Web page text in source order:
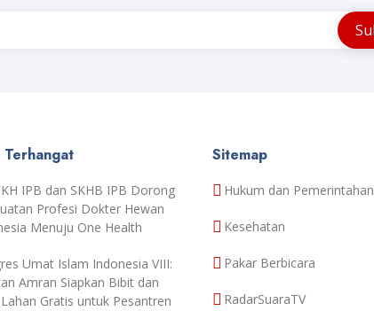
IPB dan SKHB IPB Dorong
Profesi Dokter Hewan
Menuju One Health
Umat Islam Indonesia VIII:
Amran Siapkan Bibit dan
Gratis untuk Pesantren
Sitemap
Hukum dan Pemerintahan
Kesehatan
Pakar Berbicara
RadarSuaraTV